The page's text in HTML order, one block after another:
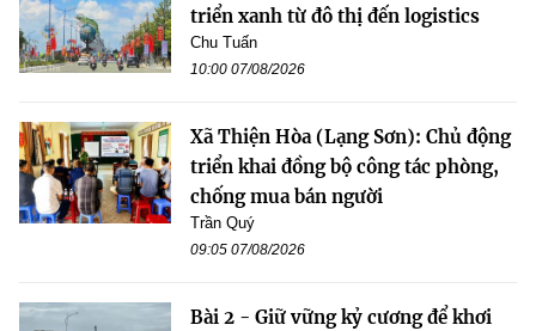
triển xanh từ đô thị đến logistics
Chu Tuấn
10:00 07/08/2026
Xã Thiện Hòa (Lạng Sơn): Chủ động
triển khai đồng bộ công tác phòng,
chống mua bán người
Trần Quý
09:05 07/08/2026
Bài 2 - Giữ vững kỷ cương để khơi